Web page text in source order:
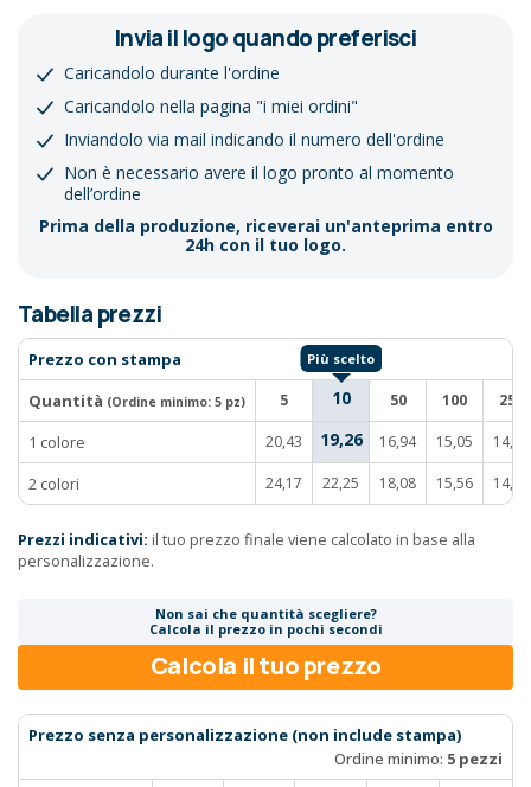
Invia il logo quando preferisci
Caricandolo durante l'ordine
Caricandolo nella pagina "i miei ordini"
Inviandolo via mail indicando il numero dell'ordine
Non è necessario avere il logo pronto al momento
dell’ordine
Prima della produzione, riceverai un'anteprima entro
24h con il tuo logo.
Tabella prezzi
Prezzo con stampa
Quantità (Ordine minimo: 5 pz) 5 10 50 100 250
1 colore 20,43 19,26 16,94 15,05 14,25
2 colori 24,17 22,25 18,08 15,56 14,64
Prezzi indicativi: il tuo prezzo finale viene calcolato in base alla
personalizzazione.
Non sai che quantità scegliere?
Calcola il prezzo in pochi secondi
Calcola il tuo prezzo
Prezzo senza personalizzazione (non include stampa)
Ordine minimo: 5 pezzi